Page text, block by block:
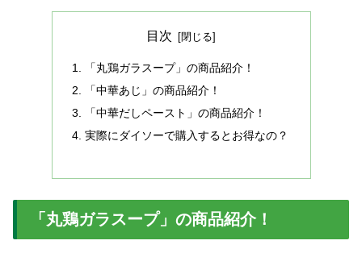
目次
「丸鶏ガラスープ」の商品紹介！
「中華あじ」の商品紹介！
「中華だしペースト」の商品紹介！
実際にダイソーで購入するとお得なの？
「丸鶏ガラスープ」の商品紹介！